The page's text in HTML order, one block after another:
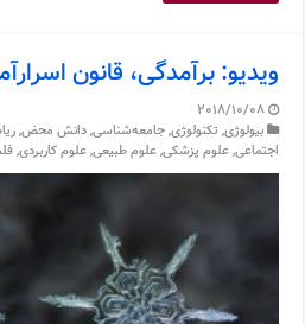
ویدیو: برآمدگی، قانون
2018/10/08
بیولوژی, تکنولوژی,جامعه‌شناسی,دانش محض,
اجتماعی,علوم پزشکی,علوم طبیعی,علوم کاربردی,